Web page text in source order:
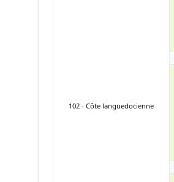
102 - Côte languedocienne